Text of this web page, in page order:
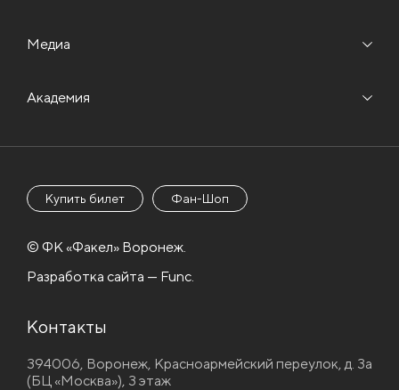
Медиа
Академия
Купить билет Фан-Шоп
© ФК «Факел» Воронеж.
Разработка сайта — Func.
Контакты
394006, Воронеж, Красноармейский переулок, д. 3а
(БЦ «Москва»), 3 этаж